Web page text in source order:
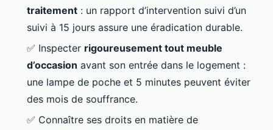
traitement : un rapport d’intervention suivi d’un
suivi à 15 jours assure une éradication durable.
✅ Inspecter rigoureusement tout meuble
d’occasion avant son entrée dans le logement :
une lampe de poche et 5 minutes peuvent éviter
des mois de souffrance.
✅ Connaître ses droits en matière de